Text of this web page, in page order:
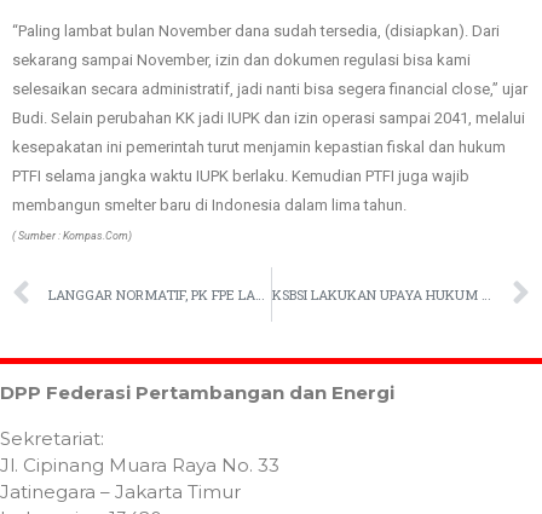
“Paling lambat bulan November dana sudah tersedia, (disiapkan). Dari
sekarang sampai November, izin dan dokumen regulasi bisa kami
selesaikan secara administratif, jadi nanti bisa segera financial close,” ujar
Budi. Selain perubahan KK jadi IUPK dan izin operasi sampai 2041, melalui
kesepakatan ini pemerintah turut menjamin kepastian fiskal dan hukum
PTFI selama jangka waktu IUPK berlaku. Kemudian PTFI juga wajib
membangun smelter baru di Indonesia dalam lima tahun.
( Sumber : Kompas.Com)
DPP Federasi Pertambangan dan Energi
Sekretariat:
Jl. Cipinang Muara Raya No. 33
Jatinegara – Jakarta Timur